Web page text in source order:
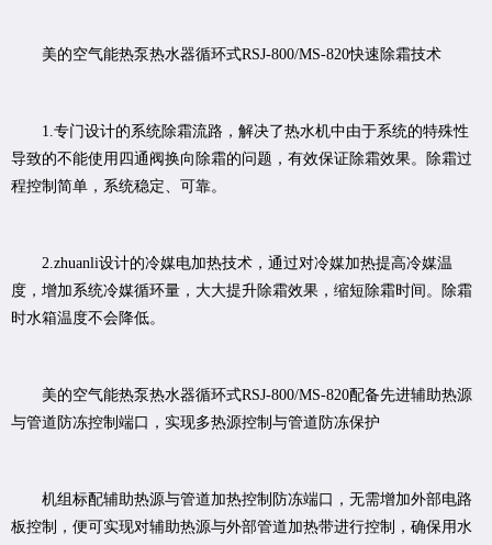
美的空气能热泵热水器循环式RSJ-800/MS-820快速除霜技术
1.专门设计的系统除霜流路，解决了热水机中由于系统的特殊性
导致的不能使用四通阀换向除霜的问题，有效保证除霜效果。除霜过
程控制简单，系统稳定、可靠。
2.zhuanli设计的冷媒电加热技术，通过对冷媒加热提高冷媒温
度，增加系统冷媒循环量，大大提升除霜效果，缩短除霜时间。除霜
时水箱温度不会降低。
美的空气能热泵热水器循环式RSJ-800/MS-820配备先进辅助热源
与管道防冻控制端口，实现多热源控制与管道防冻保护
机组标配辅助热源与管道加热控制防冻端口，无需增加外部电路
板控制，便可实现对辅助热源与外部管道加热带进行控制，确保用水